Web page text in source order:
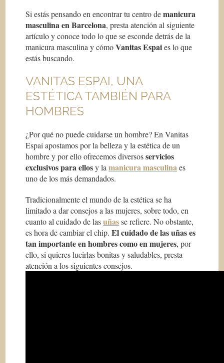
Si estás pensando en encontrar tu centro demanicura
masculina en Barcelona, presta atención al siguiente
artículo y conoce todo lo que se esconde detrás de la
manicura masculina y cómoVanitas Espaies lo que
estás buscando.
VANITAS ESPAI, UNA
ESTÉTICA TAMBIÉN PARA
HOMBRES
¿Por qué no puede cuidarse un hombre? En Vanitas
Espai apostamos por la belleza y la estética de un
hombre y por ello ofrecemos diversosservicios
exclusivos para ellosy lamanicura masculinaes
uno de los más demandados.
Tradicionalmente el mundo de la estética se ha
limitado a dar consejos a las mujeres, sobre todo, en
cuanto al cuidado de lasuñasse refiere. No obstante,
es hora de cambiar el chip.El cuidado de las uñas es
tan importante en hombres como en mujeres, por
ello, si quieres lucirlas bonitas y saludables, presta
atención a los siguientes consejos.